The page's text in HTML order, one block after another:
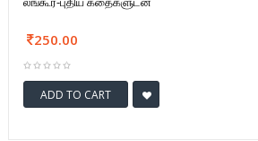
250.00
ADD TO CART